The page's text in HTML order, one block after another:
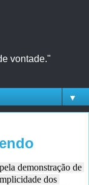
vontade."
▼
demonstração de
dos